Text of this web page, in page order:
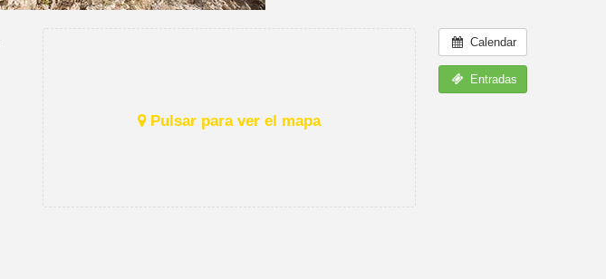
Calendar
Entradas
Pulsar para ver el mapa